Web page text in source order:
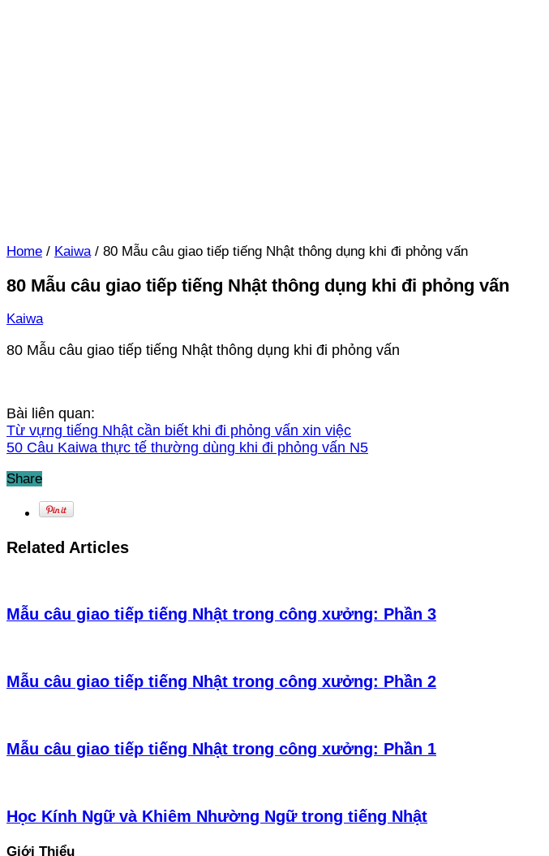
Home / Kaiwa / 80 Mẫu câu giao tiếp tiếng Nhật thông dụng khi đi phỏng vấn
80 Mẫu câu giao tiếp tiếng Nhật thông dụng khi đi phỏng vấn
Kaiwa
80 Mẫu câu giao tiếp tiếng Nhật thông dụng khi đi phỏng vấn
Bài liên quan:
Từ vựng tiếng Nhật cần biết khi đi phỏng vấn xin việc
50 Câu Kaiwa thực tế thường dùng khi đi phỏng vấn N5
Share
Related Articles
Mẫu câu giao tiếp tiếng Nhật trong công xưởng: Phần 3
Mẫu câu giao tiếp tiếng Nhật trong công xưởng: Phần 2
Mẫu câu giao tiếp tiếng Nhật trong công xưởng: Phần 1
Học Kính Ngữ và Khiêm Nhường Ngữ trong tiếng Nhật
Giới Thiểu